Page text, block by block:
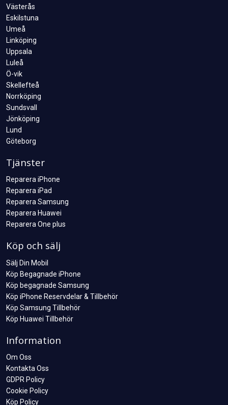
Västerås
Eskilstuna
Umeå
Linköping
Uppsala
Luleå
Ö-vik
Skellefteå
Norrköping
Sundsvall
Jönköping
Lund
Göteborg
Tjänster
Reparera iPhone
Reparera iPad
Reparera Samsung
Reparera Huawei
Reparera One plus
Köp och sälj
Sälj Din Mobil
Köp Begagnade iPhone
Köp begagnade Samsung
Köp iPhone Reservdelar & Tillbehör
Köp Samsung Tillbehör
Köp Huawei Tillbehör
Information
Om Oss
Kontakta Oss
GDPR Policy
Cookie Policy
Köp Policy